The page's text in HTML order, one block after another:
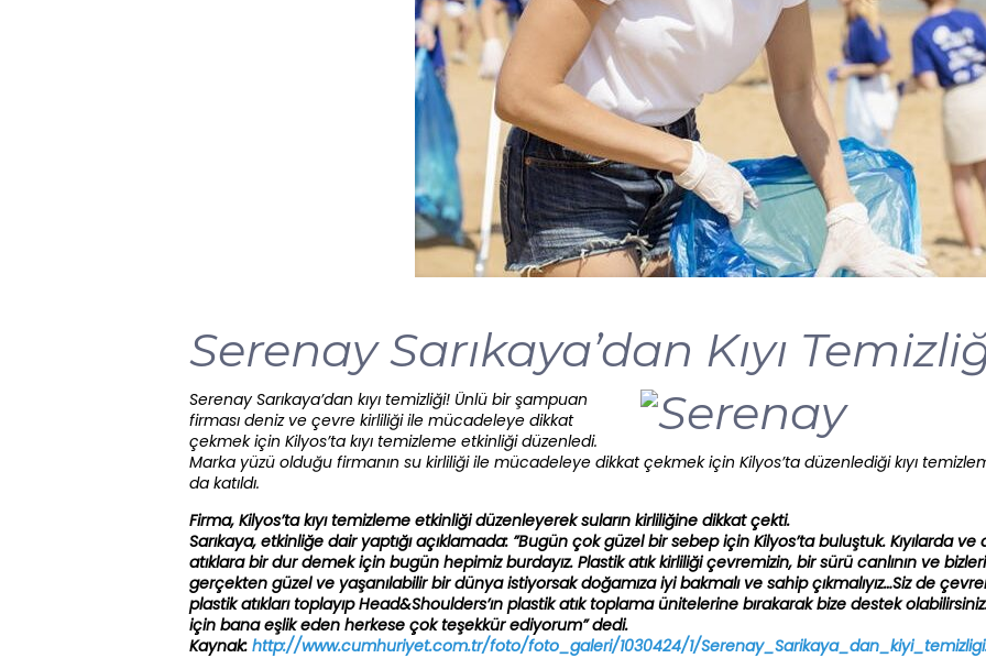
Serenay Sarıkaya’dan Kıyı
Serenay Sarıkaya’dan kıyı temizliği! Ünlü bir şampuan
firması deniz ve çevre kirliliği ile mücadeleye dikkat
çekmek için Kilyos’ta kıyı temizleme etkinliği düzenledi.
Marka yüzü olduğu firmanın su kirliliği ile mücadeleye dikkat çekmek için Kilyos’ta düzenlediği kıyı
da katıldı.
Firma, Kilyos’ta kıyı temizleme etkinliği düzenleyerek suların kirliliğine dikkat çekti.
Sarıkaya, etkinliğe dair yaptığı açıklamada: ”Bugün çok güzel bir sebep için Kilyos’ta buluştuk. Kıyılarda
atıklara bir dur demek için bugün hepimiz burdayız. Plastik atık kirliliği çevremizin, bir sürü canlının ve
gerçekten güzel ve yaşanılabilir bir dünya istiyorsak doğamıza iyi bakmalı ve sahip çıkmalıyız…Siz de
plastik atıkları toplayıp Head&Shoulders’ın plastik atık toplama ünitelerine bırakarak bize destek
için bana eşlik eden herkese çok teşekkür ediyorum” dedi.
Kaynak:http://www.cumhuriyet.com.tr/foto/foto_galeri/1030424/1/